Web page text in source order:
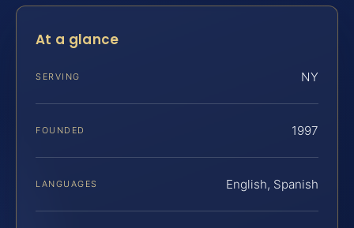
At a glance
SERVING NY
FOUNDED 1997
LANGUAGES English, Spanish